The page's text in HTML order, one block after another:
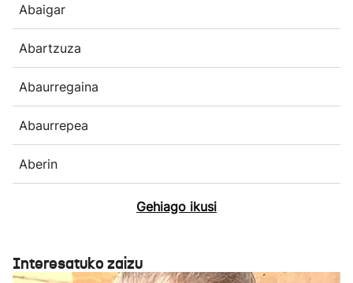
Abaigar
Abartzuza
Abaurregaina
Abaurrepea
Aberin
Gehiago ikusi
Interesatuko zaizu